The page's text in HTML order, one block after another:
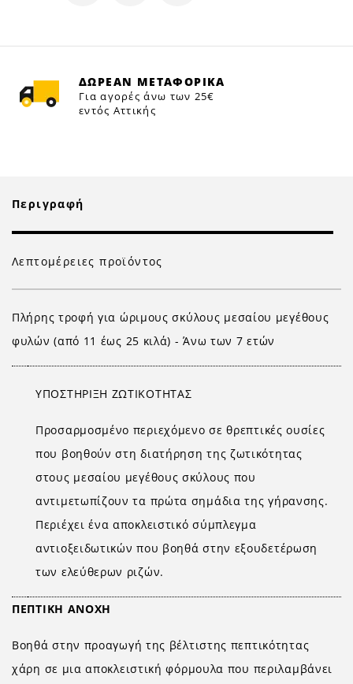
ΔΩΡΕΑΝ ΜΕΤΑΦΟΡΙΚΑ
Για αγορές άνω των 25€
εντός Αττικής
Περιγραφή
Λεπτομέρειες προϊόντος
Πλήρης τροφή για ώριμους σκύλους μεσαίου μεγέθους
φυλών (από 11 έως 25 κιλά) - Άνω των 7 ετών
ΥΠΟΣΤΗΡΙΞΗ ΖΩΤΙΚΟΤΗΤΑΣ
Προσαρμοσμένο περιεχόμενο σε θρεπτικές ουσίες
που βοηθούν στη διατήρηση της ζωτικότητας
στους μεσαίου μεγέθους σκύλους που
αντιμετωπίζουν τα πρώτα σημάδια της γήρανσης.
Περιέχει ένα αποκλειστικό σύμπλεγμα
αντιοξειδωτικών που βοηθά στην εξουδετέρωση
των ελεύθερων ριζών.
ΠΕΠΤΙΚΗ ΑΝΟΧΗ
Βοηθά στην προαγωγή της βέλτιστης πεπτικότητας
χάρη σε μια αποκλειστική φόρμουλα που περιλαμβάνει